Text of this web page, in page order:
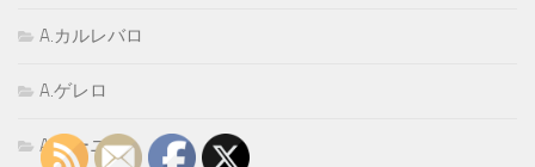
A.カルレバロ
A.ゲレロ
A.ゴーニ